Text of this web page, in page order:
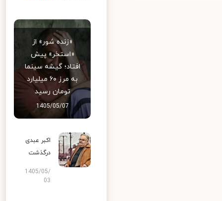
«زنده شور» از
«استخر» پیش
افتاد؛ گیشه سینما
به مرز ۶۰ میلیارد
تومان رسید
1405/05/07
اکبر عبدی
درگذشت
1405/05/
03